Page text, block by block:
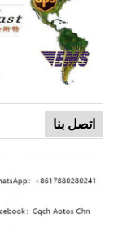
اتصل بنا